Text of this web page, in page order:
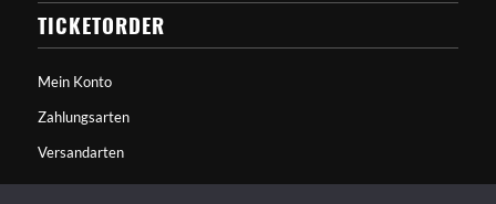
TICKETORDER
Mein Konto
Zahlungsarten
Versandarten